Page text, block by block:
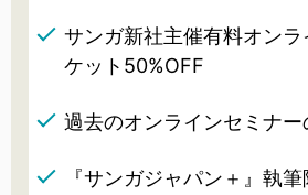
サンガ新社主催有料オン
ケット50%OFF
過去のオンラインセミナ
『サンガジャパン＋』執